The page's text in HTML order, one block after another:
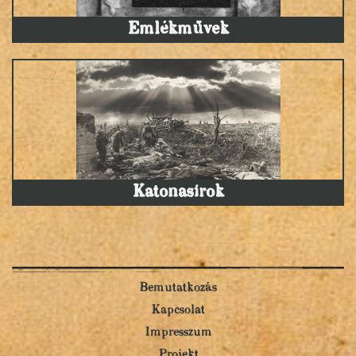
Emlékművek
Katonasírok
Bemutatkozás
Kapcsolat
Impresszum